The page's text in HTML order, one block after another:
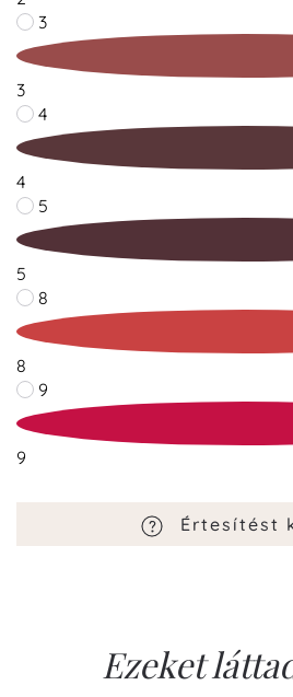
3
3
4
4
5
5
8
8
9
9
Értesítést
Ezeket